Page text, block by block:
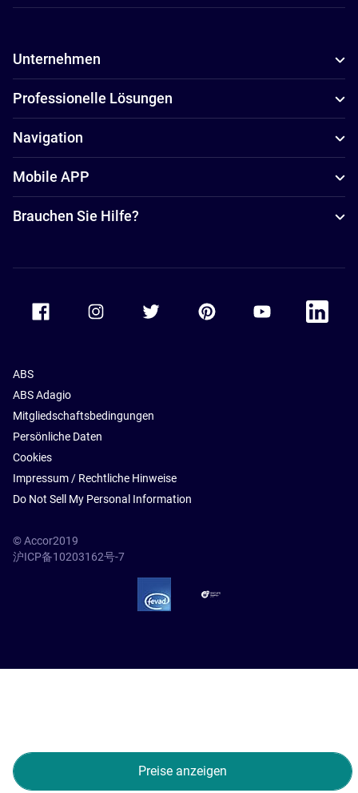
Preise anzeigen
Unternehmen
Professionelle Lösungen
Navigation
Mobile APP
Brauchen Sie Hilfe?
Accor Facebook Accor TwitterAccor PinterestAccor Youtube
Accor
ABS
ABS Adagio
Mitgliedschaftsbedingungen
Persönliche Daten
Cookies
Impressum / Rechtliche Hinweise
Do Not Sell My Personal Information
© Accor2019
沪ICP备10203162号-7